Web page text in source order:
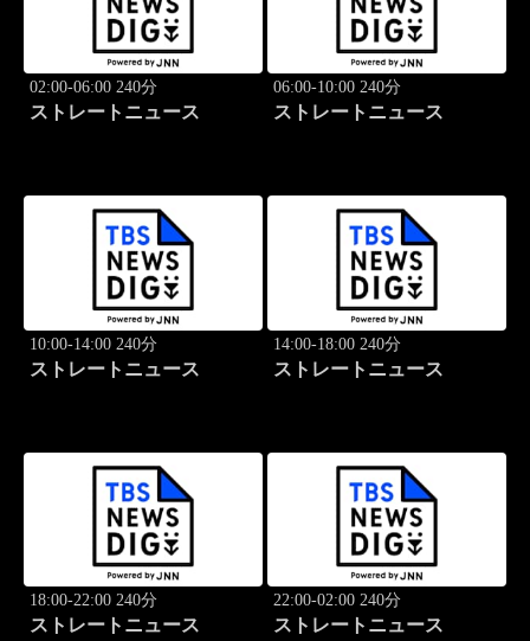
02:00-06:00 240分
ストレートニュース
06:00-10:00 240分
ストレートニュース
10:00-14:00 240分
ストレートニュース
14:00-18:00 240分
ストレートニュース
18:00-22:00 240分
ストレートニュース
22:00-02:00 240分
ストレートニュース